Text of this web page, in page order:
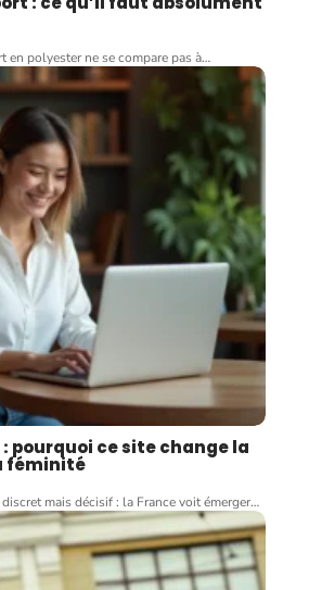
en polyester ne se compare pas à…
pourquoi ce site change la
féminité
mais décisif : la France voit émerger…